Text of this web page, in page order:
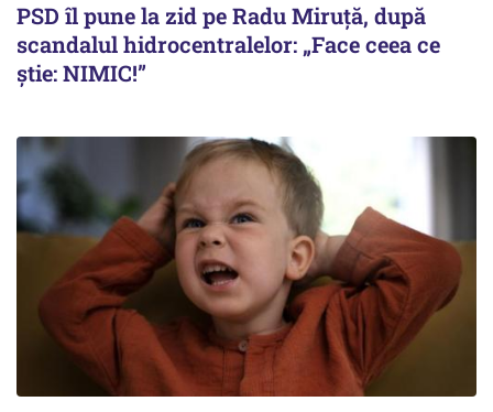
PSD îl pune la zid pe Radu Miruță, după
scandalul hidrocentralelor: „Face ceea ce
știe: NIMIC!”